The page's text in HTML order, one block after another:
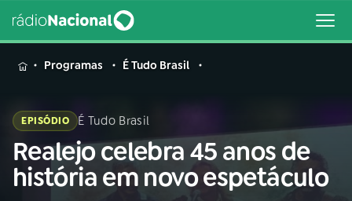
MENU
Buscar
na
Rádio
Buscar
Programas É Tudo Brasil
EPISÓDIO É Tudo Brasil
Realejo celebra 45 anos de
história em novo espetáculo